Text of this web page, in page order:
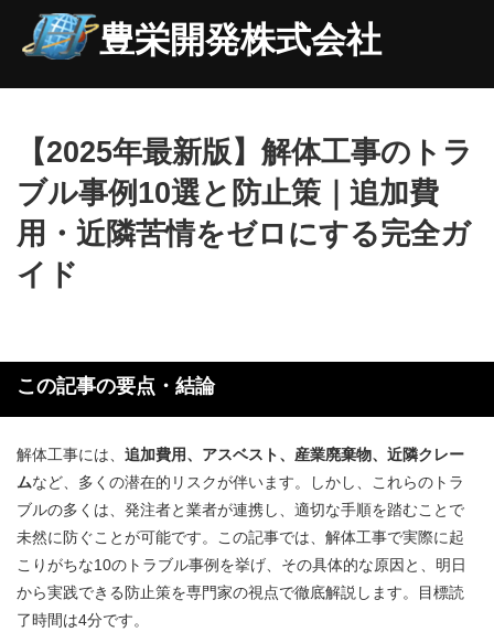
豊栄開発株式会社
【2025年最新版】解体工事のトラ
ブル事例10選と防止策｜追加費
用・近隣苦情をゼロにする完全ガ
イド
この記事の要点・結論
解体工事には、 追加費用、アスベスト、産業廃棄物、近隣クレー
ムなど、多くの潜在的リスクが伴います。しかし、これらのトラ
ブルの多くは、発注者と業者が連携し、適切な手順を踏むことで
未然に防ぐことが可能です。この記事では、解体工事で実際に起
こりがちな10のトラブル事例を挙げ、その具体的な原因と、明日
から実践できる防止策を専門家の視点で徹底解説します。目標読
了時間は4分です。